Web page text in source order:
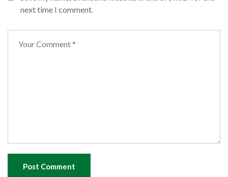
next time I comment.
Post Comment